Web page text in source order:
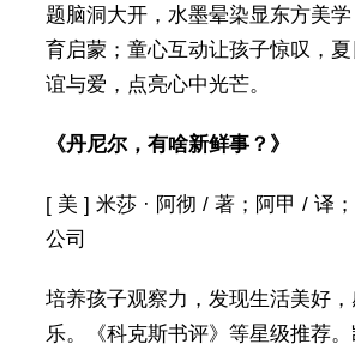
题脑洞大开，水墨晕染显东方美
育启蒙；童心互动让孩子惊叹，
谊与爱，点亮心中光芒。
《丹尼尔，有啥新鲜事？》
[ 美 ] 米莎 · 阿彻 / 著；阿甲 / 译
公司
培养孩子观察力，发现生活美好
乐。《科克斯书评》等星级推荐